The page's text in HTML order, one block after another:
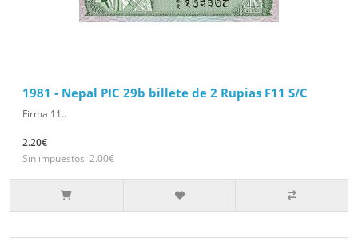
1981 - Nepal PIC 29b billete de 2 Rupias F11 S/C
Firma 11..
2.20€
Sin impuestos: 2.00€